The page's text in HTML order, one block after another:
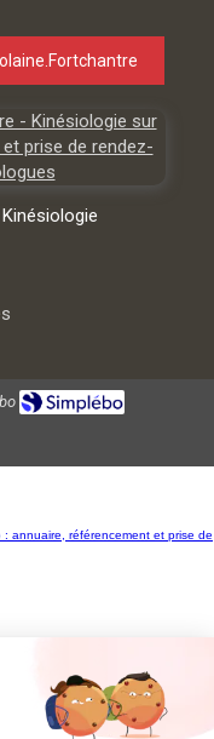
annuaire, référencement et prise de